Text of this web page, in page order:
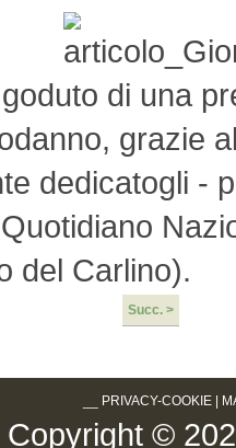
di una
grazie
dedicatogli -
del Carlino).
Succ. >
PRIVACY-COOKIE
Copyright ©